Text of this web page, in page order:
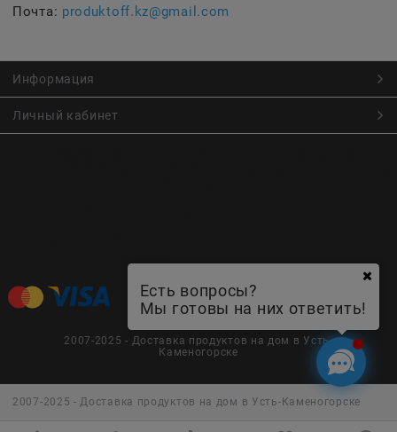
Почта: produktoff.kz@gmail.com
Информация
Личный кабинет
2007-2025 - Доставка продуктов на дом в Усть-
Каменогорске
2007-2025 - Доставка продуктов на дом в Усть-Каменогорске
Есть вопросы?
Мы готовы на них ответить!